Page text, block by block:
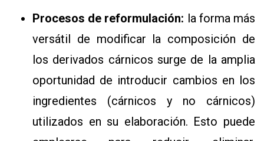
Procesos de reformulación: la forma más
versátil de modificar la composición de
los derivados cárnicos surge de la amplia
oportunidad de introducir cambios en los
ingredientes (cárnicos y no cárnicos)
utilizados en su elaboración. Esto puede